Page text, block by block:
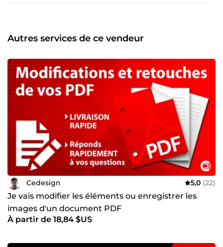
toujours sous contrôle humain. 📌 Ce qui me caractérise ✔️
Rigueur &amp; précision ✔️ Communication simple et
qualité 🔍 Mon objectif Produire des documents et visuels
clairs, professionnels et adaptés à vos besoins, avec une
approche fiable et structurée.
Autres services de ce vendeur
Cedesign 5,0 (22)
Je vais modifier les éléments ou enregistrer les
images d'un document PDF
À partir de 18,84 $US